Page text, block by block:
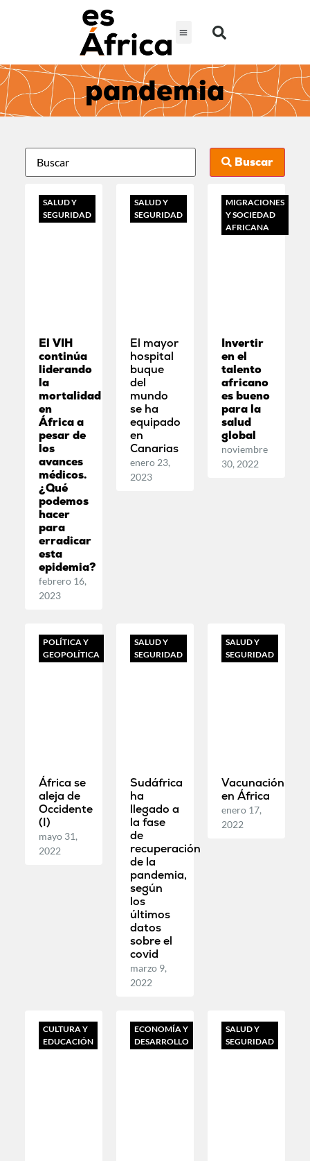
pandemia
Buscar
SALUD Y
SEGURIDAD
El VIH
continúa
liderando
la
mortalidad
en
África a
pesar de
los
avances
médicos.
¿Qué
podemos
hacer
para
erradicar
esta
epidemia?
febrero 16,
2023
SALUD Y
SEGURIDAD
El mayor
hospital
buque
del
mundo
se ha
equipado
en
Canarias
enero 23,
2023
MIGRACIONES
Y SOCIEDAD
AFRICANA
Invertir
en el
talento
africano
es bueno
para la
salud
global
noviembre
30, 2022
POLÍTICA Y
GEOPOLÍTICA
África se
aleja de
Occidente
(I)
mayo 31,
2022
SALUD Y
SEGURIDAD
Sudáfrica
ha
llegado a
la fase
de
recuperación
de la
pandemia,
según
los
últimos
datos
sobre el
covid
marzo 9,
2022
SALUD Y
SEGURIDAD
Vacunación
en África
enero 17,
2022
CULTURA Y
EDUCACIÓN
ECONOMÍA Y
DESARROLLO
SALUD Y
SEGURIDAD